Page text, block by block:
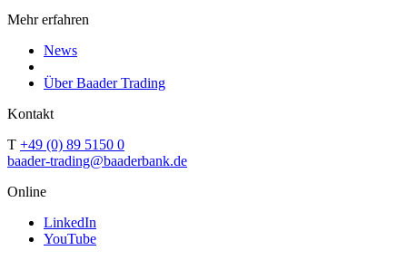
Mehr erfahren
News
Über Baader Trading
Kontakt
T +49 (0) 89 5150 0
baader-trading@baaderbank.de
Online
LinkedIn
YouTube